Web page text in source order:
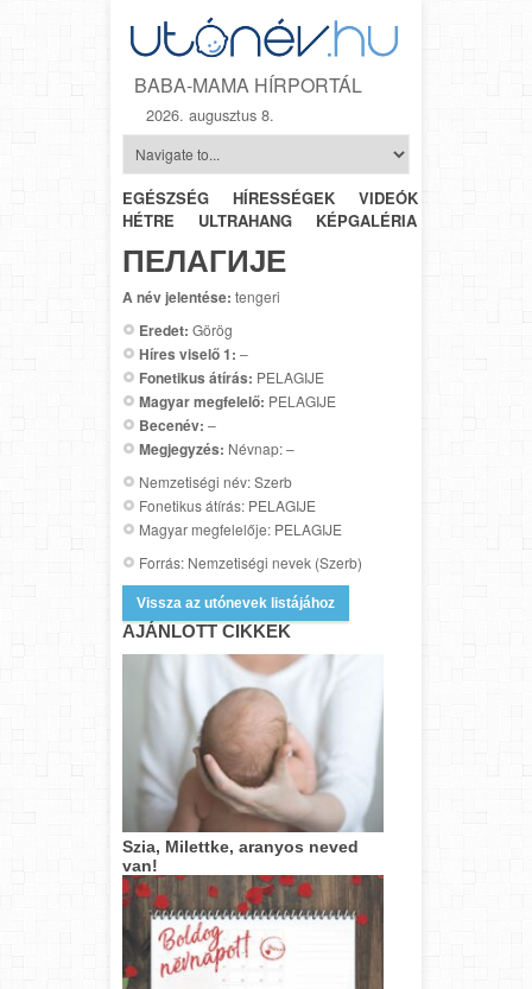
BABA-MAMA HÍRPORTÁL
2026. augusztus 8.
EGÉSZSÉG HÍRESSÉGEK VIDEÓK
HÉTRŐL-
HÉTRE
ULTRAHANG KÉPGALÉRIA
ПЕЛАГИЈЕ
A név jelentése: tengeri
Eredet: Görög
Híres viselő 1: –
Fonetikus átírás: PELAGIJE
Magyar megfelelő: PELAGIJE
Becenév: –
Megjegyzés: Névnap: –
Nemzetiségi név: Szerb
Fonetikus átírás: PELAGIJE
Magyar megfelelője: PELAGIJE
Forrás: Nemzetiségi nevek (Szerb)
Vissza az utónevek listájához
AJÁNLOTT CIKKEK
Szia, Milettke, aranyos neved
van!